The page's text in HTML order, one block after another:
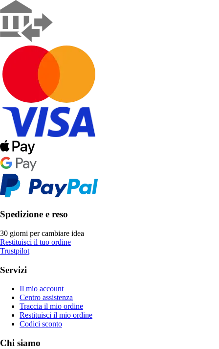
Spedizione e reso
30 giorni per cambiare idea
Restituisci il tuo ordine
Trustpilot
Servizi
Il mio account
Centro assistenza
Traccia il mio ordine
Restituisci il mio ordine
Codici sconto
Chi siamo